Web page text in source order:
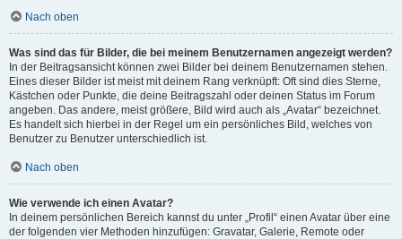
Nach oben
Was sind das für Bilder, die bei meinem Benutzernamen angezeigt werden?
In der Beitragsansicht können zwei Bilder bei deinem Benutzernamen stehen.
Eines dieser Bilder ist meist mit deinem Rang verknüpft: Oft sind dies Sterne,
Kästchen oder Punkte, die deine Beitragszahl oder deinen Status im Forum
angeben. Das andere, meist größere, Bild wird auch als „Avatar“ bezeichnet.
Es handelt sich hierbei in der Regel um ein persönliches Bild, welches von
Benutzer zu Benutzer unterschiedlich ist.
Nach oben
Wie verwende ich einen Avatar?
In deinem persönlichen Bereich kannst du unter „Profil“ einen Avatar über eine
der folgenden vier Methoden hinzufügen: Gravatar, Galerie, Remote oder